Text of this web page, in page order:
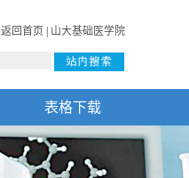
返回首页 山大基础医学院
表格下载